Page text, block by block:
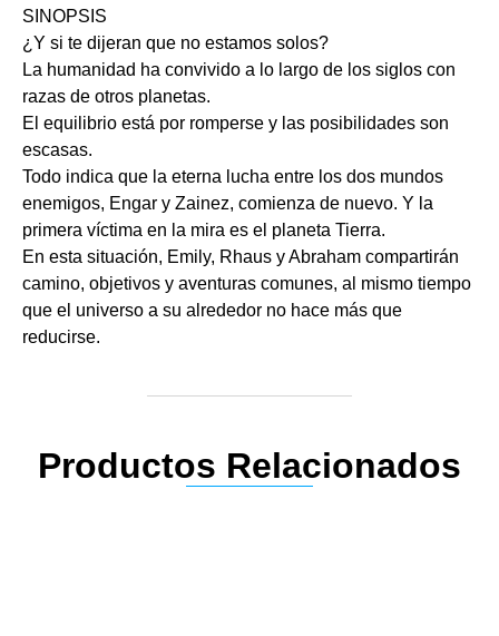
SINOPSIS
¿Y si te dijeran que no estamos solos?
La humanidad ha convivido a lo largo de los siglos con
razas de otros planetas.
El equilibrio está por romperse y las posibilidades son
escasas.
Todo indica que la eterna lucha entre los dos mundos
enemigos, Engar y Zainez, comienza de nuevo. Y la
primera víctima en la mira es el planeta Tierra.
En esta situación, Emily, Rhaus y Abraham compartirán
camino, objetivos y aventuras comunes, al mismo tiempo
que el universo a su alrededor no hace más que
reducirse.
Productos Relacionados